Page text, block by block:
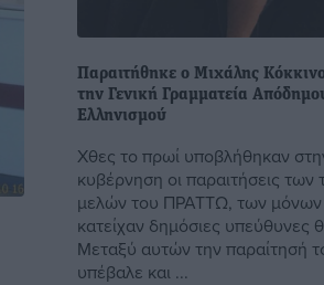
Παραιτήθηκε ο Μιχάλης
την Γενική Γραμματεία
Ελληνισμού
Χθες το πρωί υποβλήθηκαν
κυβέρνηση οι παραιτήσεις των
μελών του ΠΡΑΤΤΩ, των
κατείχαν δημόσιες υπεύθυνες
Μεταξύ αυτών την παραίτησή
υπέβαλε και ...